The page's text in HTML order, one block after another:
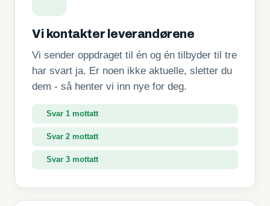
Vi kontakter leverandørene
Vi sender oppdraget til én og én tilbyder til tre
har svart ja. Er noen ikke aktuelle, sletter du
dem - så henter vi inn nye for deg.
Svar 1 mottatt
Svar 2 mottatt
Svar 3 mottatt